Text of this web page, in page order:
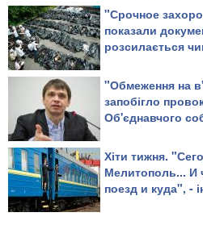
"Срочное
показали
розсилається
"Обмеження на
запобігло
Об'єднавчого
Хіти тижня.
Мелитополь...
поезд и куда", -